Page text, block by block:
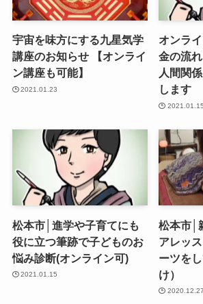
宇宙を味方にする九星気学
講座のお知らせ 【オンライ
ン講座も可能】
2021.01.23
オンラ
金の流
人間関
します
2021.01.15
松本市│進学や子育てにも
役に立つ筆跡で子どものお
悩み診断(オンライン可)
2021.01.15
松本市│
アレッ
ーツを
け）
2020.12.27